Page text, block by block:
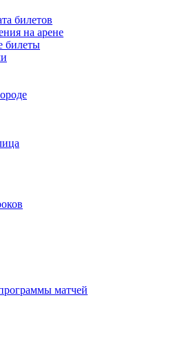
билетов
на арене
билеты
матчей